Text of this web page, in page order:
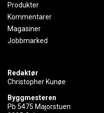
Produkter
Kommentarer
Magasiner
Jobbmarked
Redaktør
Christopher Kunøe
Byggmesteren
Pb 5475 Majorstuen